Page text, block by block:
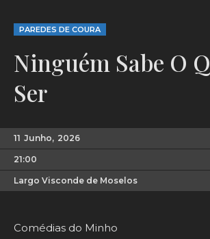
VALE DO MINHO MINHO MUNDO
VILA PRAIA DE ÂNCORA
PAREDES DE COURA
Ninguém Sabe O
Ser
11 Junho, 2026
21:00
Largo Visconde de Moselos
Comédias do Minho